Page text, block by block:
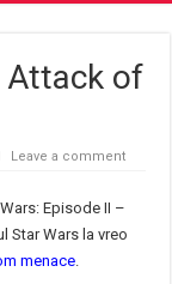
Attack of
Leave a comment
Episode II –
Star Wars la vreo
menace.